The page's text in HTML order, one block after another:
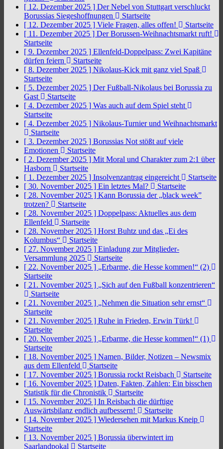
[ 12. Dezember 2025 ] Der Nebel von Stuttgart verschluckt
Borussias Siegeshoffnungen
Startseite
[ 12. Dezember 2025 ] Viele Fragen, alles offen!
Startseite
[ 11. Dezember 2025 ] Der Borussen-Weihnachtsmarkt ruft!
Startseite
[ 9. Dezember 2025 ] Ellenfeld-Doppelpass: Zwei Kapitäne
dürfen feiern
Startseite
[ 8. Dezember 2025 ] Nikolaus-Kick mit ganz viel Spaß
Startseite
[ 5. Dezember 2025 ] Der Fußball-Nikolaus bei Borussia zu
Gast
Startseite
[ 4. Dezember 2025 ] Was auch auf dem Spiel steht
Startseite
[ 4. Dezember 2025 ] Nikolaus-Turnier und Weihnachtsmarkt
Startseite
[ 3. Dezember 2025 ] Borussias Not stößt auf viele
Emotionen
Startseite
[ 2. Dezember 2025 ] Mit Moral und Charakter zum 2:1 über
Hasborn
Startseite
[ 1. Dezember 2025 ] Insolvenzantrag eingereicht
Startseite
[ 30. November 2025 ] Ein letztes Mal?
Startseite
[ 28. November 2025 ] Kann Borussia der „black week”
trotzen?
Startseite
[ 28. November 2025 ] Doppelpass: Aktuelles aus dem
Ellenfeld
Startseite
[ 28. November 2025 ] Horst Buhtz und das „Ei des
Kolumbus“
Startseite
[ 27. November 2025 ] Einladung zur Mitglieder-
Versammlung 2025
Startseite
[ 22. November 2025 ] „Erbarme, die Hesse kommen!“ (2)
Startseite
[ 21. November 2025 ] „Sich auf den Fußball konzentrieren“
Startseite
[ 21. November 2025 ] „Nehmen die Situation sehr ernst“
Startseite
[ 21. November 2025 ] Ruhe in Frieden, Erwin Türk!
Startseite
[ 20. November 2025 ] „Erbarme, die Hesse kommen!“ (1)
Startseite
[ 18. November 2025 ] Namen, Bilder, Notizen – Newsmix
aus dem Ellenfeld
Startseite
[ 17. November 2025 ] Borussia rockt Reisbach
Startseite
[ 16. November 2025 ] Daten, Fakten, Zahlen: Ein bisschen
Statistik für die Chronistik
Startseite
[ 15. November 2025 ] In Reisbach die dürftige
Auswärtsbilanz endlich aufbessern!
Startseite
[ 14. November 2025 ] Wiedersehen mit Markus Kneip
Startseite
[ 13. November 2025 ] Borussia überwintert im
Saarlandpokal
Startseite